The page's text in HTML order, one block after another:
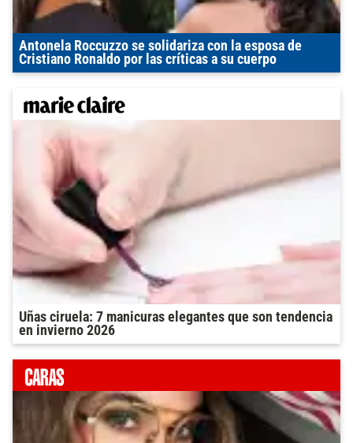
Antonela Roccuzzo se solidariza con la esposa de
Cristiano Ronaldo por las críticas a su cuerpo
Uñas ciruela: 7 manicuras elegantes que son tendencia
en invierno 2026